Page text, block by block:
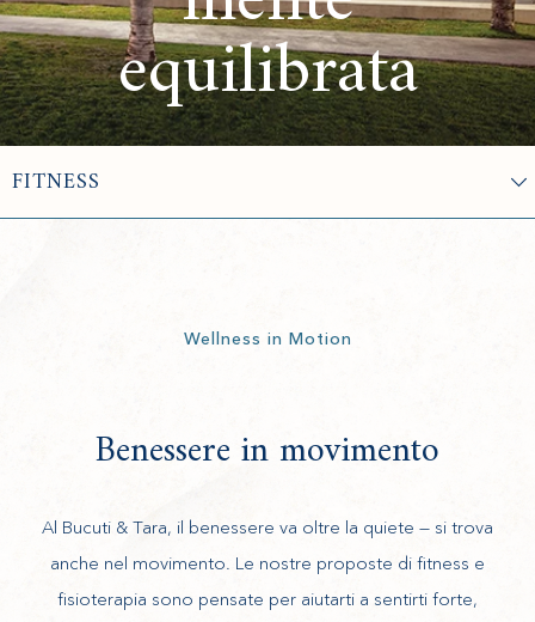
equilibrata
Wellness in Motion
Benessere in movimento
Al Bucuti & Tara, il benessere va oltre la quiete — si trova
anche nel movimento. Le nostre proposte di fitness e
fisioterapia sono pensate per aiutarti a sentirti forte,